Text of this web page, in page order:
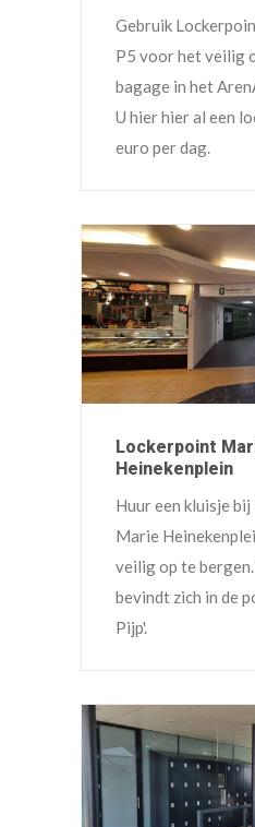
Gebruik
P5 voor het veilig
bagage in het
U hier hier al een
euro per dag.
Lockerpoint
Heinekenplein
Huur een kluisje
Marie
veilig op te
bevindt zich in de
Pijp'.